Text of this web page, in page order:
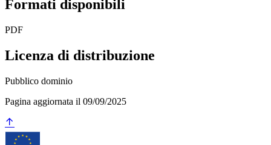
Formati disponibili
PDF
Licenza di distribuzione
Pubblico dominio
Pagina aggiornata il 09/09/2025